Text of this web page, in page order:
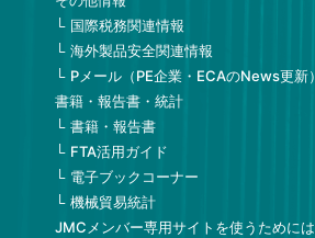
国際税務関連情報
海外製品安全関連情報
Pメール（PE企業・ECAのNews更新）
書籍・報告書・統計
書籍・報告書
FTA活用ガイド
電子ブックコーナー
機械貿易統計
JMCメンバー専用サイトを使うためには